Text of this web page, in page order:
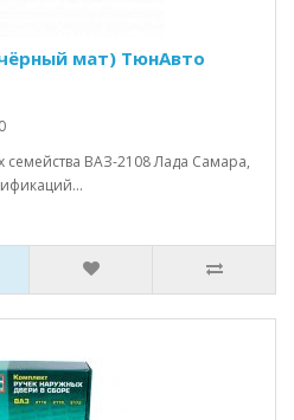
мат) ТюнАвто
ВАЗ-2108 Лада Самара,